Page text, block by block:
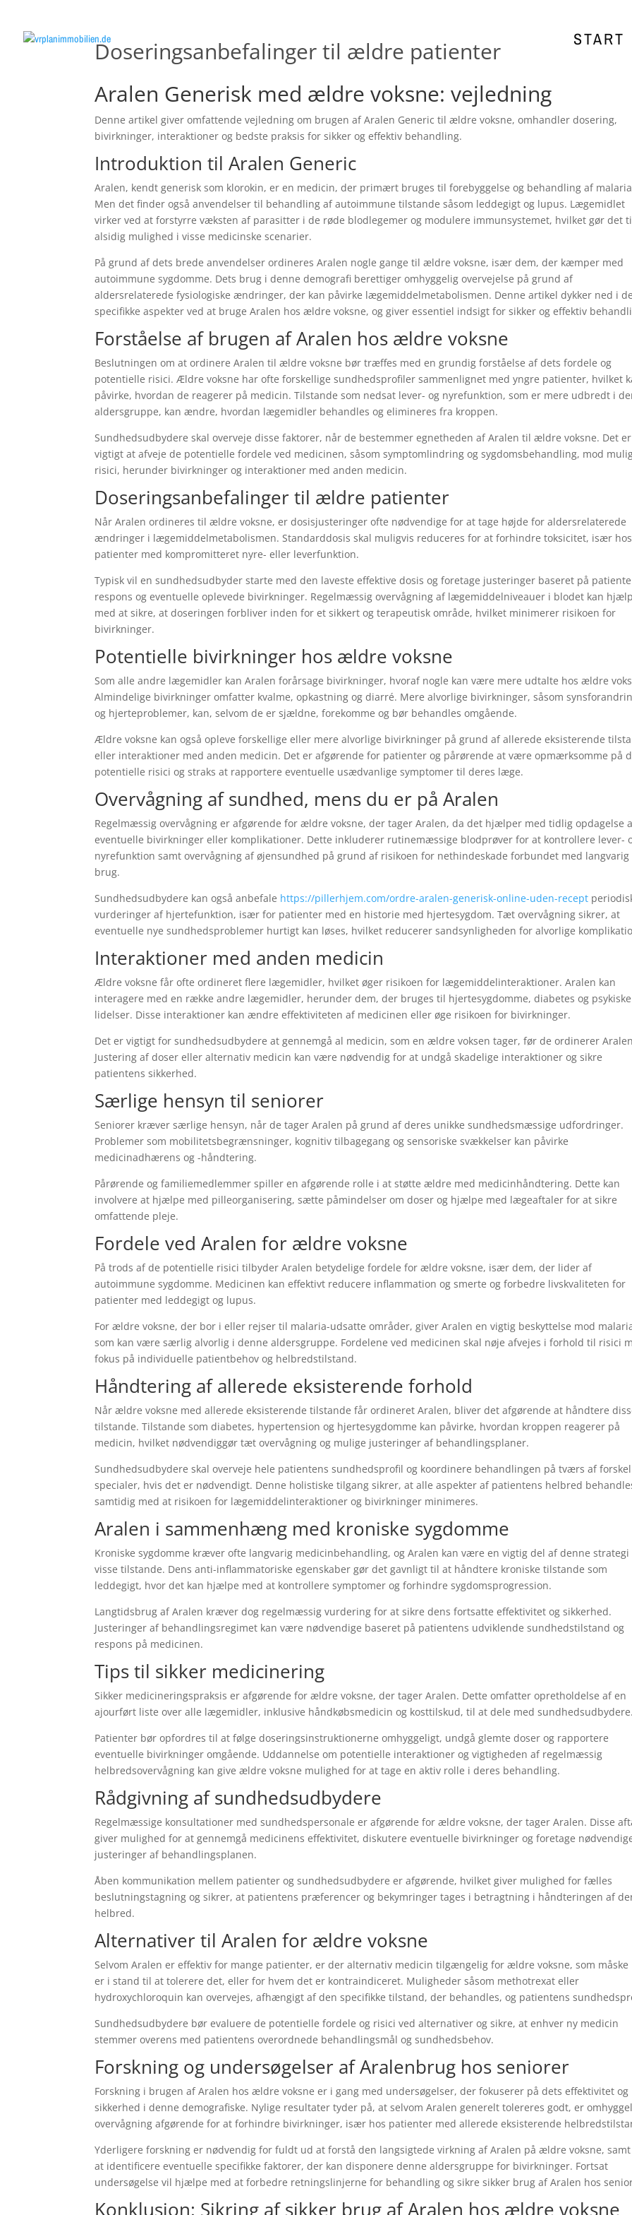
START
Doseringsanbefalinger til ældre patienter
Aralen Generisk med ældre voksne: vejledning
Denne artikel giver omfattende vejledning om brugen af ​​Aralen Generic til ældre voksne, omhandler dosering,
bivirkninger, interaktioner og bedste praksis for sikker og effektiv behandling.
Introduktion til Aralen Generic
Aralen, kendt generisk som klorokin, er en medicin, der primært bruges til forebyggelse og behandling af
Men det finder også anvendelser til behandling af autoimmune tilstande såsom leddegigt og lupus. Lægemidlet
virker ved at forstyrre væksten af ​​parasitter i de røde blodlegemer og modulere immunsystemet, hvilket gør det
alsidig mulighed i visse medicinske scenarier.
På grund af dets brede anvendelser ordineres Aralen nogle gange til ældre voksne, især dem, der kæmper med
autoimmune sygdomme. Dets brug i denne demografi berettiger omhyggelig overvejelse på grund af
aldersrelaterede fysiologiske ændringer, der kan påvirke lægemiddelmetabolismen. Denne artikel dykker ned i
specifikke aspekter ved at bruge Aralen hos ældre voksne, og giver essentiel indsigt for sikker og effektiv
Forståelse af brugen af ​​Aralen hos ældre voksne
Beslutningen om at ordinere Aralen til ældre voksne bør træffes med en grundig forståelse af dets fordele og
potentielle risici. Ældre voksne har ofte forskellige sundhedsprofiler sammenlignet med yngre patienter, hvilket
påvirke, hvordan de reagerer på medicin. Tilstande som nedsat lever- og nyrefunktion, som er mere udbredt i
aldersgruppe, kan ændre, hvordan lægemidler behandles og elimineres fra kroppen.
Sundhedsudbydere skal overveje disse faktorer, når de bestemmer egnetheden af ​​Aralen til ældre voksne. Det er
vigtigt at afveje de potentielle fordele ved medicinen, såsom symptomlindring og sygdomsbehandling, mod
risici, herunder bivirkninger og interaktioner med anden medicin.
Doseringsanbefalinger til ældre patienter
Når Aralen ordineres til ældre voksne, er dosisjusteringer ofte nødvendige for at tage højde for aldersrelaterede
ændringer i lægemiddelmetabolismen. Standarddosis skal muligvis reduceres for at forhindre toksicitet, især hos
patienter med kompromitteret nyre- eller leverfunktion.
Typisk vil en sundhedsudbyder starte med den laveste effektive dosis og foretage justeringer baseret på
respons og eventuelle oplevede bivirkninger. Regelmæssig overvågning af lægemiddelniveauer i blodet kan
med at sikre, at doseringen forbliver inden for et sikkert og terapeutisk område, hvilket minimerer risikoen for
bivirkninger.
Potentielle bivirkninger hos ældre voksne
Som alle andre lægemidler kan Aralen forårsage bivirkninger, hvoraf nogle kan være mere udtalte hos ældre
Almindelige bivirkninger omfatter kvalme, opkastning og diarré. Mere alvorlige bivirkninger, såsom
og hjerteproblemer, kan, selvom de er sjældne, forekomme og bør behandles omgående.
Ældre voksne kan også opleve forskellige eller mere alvorlige bivirkninger på grund af allerede eksisterende
eller interaktioner med anden medicin. Det er afgørende for patienter og pårørende at være opmærksomme på
potentielle risici og straks at rapportere eventuelle usædvanlige symptomer til deres læge.
Overvågning af sundhed, mens du er på Aralen
Regelmæssig overvågning er afgørende for ældre voksne, der tager Aralen, da det hjælper med tidlig opdagelse
eventuelle bivirkninger eller komplikationer. Dette inkluderer rutinemæssige blodprøver for at kontrollere lever-
nyrefunktion samt overvågning af øjensundhed på grund af risikoen for nethindeskade forbundet med langvarig
brug.
Sundhedsudbydere kan også anbefale https://pillerhjem.com/ordre-aralen-generisk-online-uden-recept
vurderinger af hjertefunktion, især for patienter med en historie med hjertesygdom. Tæt overvågning sikrer, at
eventuelle nye sundhedsproblemer hurtigt kan løses, hvilket reducerer sandsynligheden for alvorlige
Interaktioner med anden medicin
Ældre voksne får ofte ordineret flere lægemidler, hvilket øger risikoen for lægemiddelinteraktioner. Aralen kan
interagere med en række andre lægemidler, herunder dem, der bruges til hjertesygdomme, diabetes og psykiske
lidelser. Disse interaktioner kan ændre effektiviteten af ​​medicinen eller øge risikoen for bivirkninger.
Det er vigtigt for sundhedsudbydere at gennemgå al medicin, som en ældre voksen tager, før de ordinerer
Justering af doser eller alternativ medicin kan være nødvendig for at undgå skadelige interaktioner og sikre
patientens sikkerhed.
Særlige hensyn til seniorer
Seniorer kræver særlige hensyn, når de tager Aralen på grund af deres unikke sundhedsmæssige udfordringer.
Problemer som mobilitetsbegrænsninger, kognitiv tilbagegang og sensoriske svækkelser kan påvirke
medicinadhærens og -håndtering.
Pårørende og familiemedlemmer spiller en afgørende rolle i at støtte ældre med medicinhåndtering. Dette kan
involvere at hjælpe med pilleorganisering, sætte påmindelser om doser og hjælpe med lægeaftaler for at sikre
omfattende pleje.
Fordele ved Aralen for ældre voksne
På trods af de potentielle risici tilbyder Aralen betydelige fordele for ældre voksne, især dem, der lider af
autoimmune sygdomme. Medicinen kan effektivt reducere inflammation og smerte og forbedre livskvaliteten for
patienter med leddegigt og lupus.
For ældre voksne, der bor i eller rejser til malaria-udsatte områder, giver Aralen en vigtig beskyttelse mod
som kan være særlig alvorlig i denne aldersgruppe. Fordelene ved medicinen skal nøje afvejes i forhold til risici
fokus på individuelle patientbehov og helbredstilstand.
Håndtering af allerede eksisterende forhold
Når ældre voksne med allerede eksisterende tilstande får ordineret Aralen, bliver det afgørende at håndtere
tilstande. Tilstande som diabetes, hypertension og hjertesygdomme kan påvirke, hvordan kroppen reagerer på
medicin, hvilket nødvendiggør tæt overvågning og mulige justeringer af behandlingsplaner.
Sundhedsudbydere skal overveje hele patientens sundhedsprofil og koordinere behandlingen på tværs af
specialer, hvis det er nødvendigt. Denne holistiske tilgang sikrer, at alle aspekter af patientens helbred
samtidig med at risikoen for lægemiddelinteraktioner og bivirkninger minimeres.
Aralen i sammenhæng med kroniske sygdomme
Kroniske sygdomme kræver ofte langvarig medicinbehandling, og Aralen kan være en vigtig del af denne
visse tilstande. Dens anti-inflammatoriske egenskaber gør det gavnligt til at håndtere kroniske tilstande som
leddegigt, hvor det kan hjælpe med at kontrollere symptomer og forhindre sygdomsprogression.
Langtidsbrug af Aralen kræver dog regelmæssig vurdering for at sikre dens fortsatte effektivitet og sikkerhed.
Justeringer af behandlingsregimet kan være nødvendige baseret på patientens udviklende sundhedstilstand og
respons på medicinen.
Tips til sikker medicinering
Sikker medicineringspraksis er afgørende for ældre voksne, der tager Aralen. Dette omfatter opretholdelse af en
ajourført liste over alle lægemidler, inklusive håndkøbsmedicin og kosttilskud, til at dele med
Patienter bør opfordres til at følge doseringsinstruktionerne omhyggeligt, undgå glemte doser og rapportere
eventuelle bivirkninger omgående. Uddannelse om potentielle interaktioner og vigtigheden af ​​regelmæssig
helbredsovervågning kan give ældre voksne mulighed for at tage en aktiv rolle i deres behandling.
Rådgivning af sundhedsudbydere
Regelmæssige konsultationer med sundhedspersonale er afgørende for ældre voksne, der tager Aralen. Disse
giver mulighed for at gennemgå medicinens effektivitet, diskutere eventuelle bivirkninger og foretage
justeringer af behandlingsplanen.
Åben kommunikation mellem patienter og sundhedsudbydere er afgørende, hvilket giver mulighed for fælles
beslutningstagning og sikrer, at patientens præferencer og bekymringer tages i betragtning i håndteringen af
helbred.
Alternativer til Aralen for ældre voksne
Selvom Aralen er effektiv for mange patienter, er der alternativ medicin tilgængelig for ældre voksne, som måske
er i stand til at tolerere det, eller for hvem det er kontraindiceret. Muligheder såsom methotrexat eller
hydroxychloroquin kan overvejes, afhængigt af den specifikke tilstand, der behandles, og patientens
Sundhedsudbydere bør evaluere de potentielle fordele og risici ved alternativer og sikre, at enhver ny medicin
stemmer overens med patientens overordnede behandlingsmål og sundhedsbehov.
Forskning og undersøgelser af Aralenbrug hos seniorer
Forskning i brugen af ​​Aralen hos ældre voksne er i gang med undersøgelser, der fokuserer på dets effektivitet og
sikkerhed i denne demografiske. Nylige resultater tyder på, at selvom Aralen generelt tolereres godt, er
overvågning afgørende for at forhindre bivirkninger, især hos patienter med allerede eksisterende
Yderligere forskning er nødvendig for fuldt ud at forstå den langsigtede virkning af Aralen på ældre voksne,
at identificere eventuelle specifikke faktorer, der kan disponere denne aldersgruppe for bivirkninger. Fortsat
undersøgelse vil hjælpe med at forbedre retningslinjerne for behandling og sikre sikker brug af Aralen hos
Konklusion: Sikring af sikker brug af Aralen hos ældre voksne